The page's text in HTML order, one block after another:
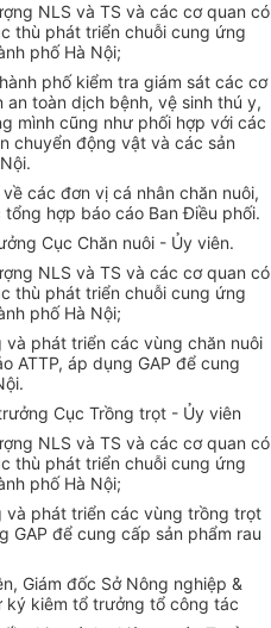
NLS và TS và các cơ quan có
thù phát triển chuỗi cung ứng
phố Hà Nội;
phố kiểm tra giám sát các cơ
an toàn dịch bệnh, vệ sinh thú y,
mình cũng như phối hợp với các
chuyển động vật và các sản
các đơn vị cá nhân chăn nuôi,
hợp báo cáo Ban Điều phối.
Cục Chăn nuôi - Ủy viên.
NLS và TS và các cơ quan có
thù phát triển chuỗi cung ứng
phố Hà Nội;
phát triển các vùng chăn nuôi
ATTP, áp dụng GAP để cung
Cục Trồng trọt - Ủy viên
NLS và TS và các cơ quan có
thù phát triển chuỗi cung ứng
phố Hà Nội;
và phát triển các vùng trồng trọt
GAP để cung cấp sản phẩm rau
Giám đốc Sở Nông nghiệp &
ký kiêm tổ trưởng tổ công tác